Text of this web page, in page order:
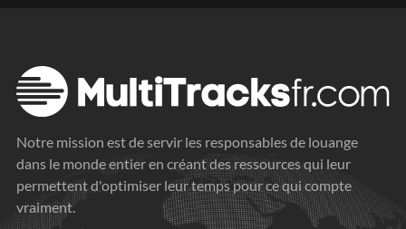
Notre mission est de servir les responsables de louange
dans le monde entier en créant des ressources qui leur
permettent d'optimiser leur temps pour ce qui compte
vraiment.